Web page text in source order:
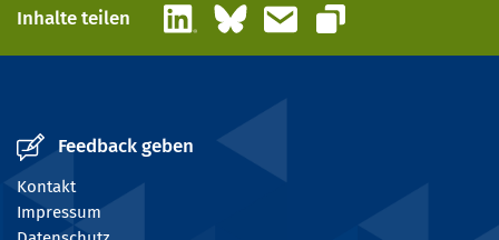
Inhalte teilen LinkedInBlueskyE-Mail
Link kopieren
Feedback geben
Kontakt
Impressum